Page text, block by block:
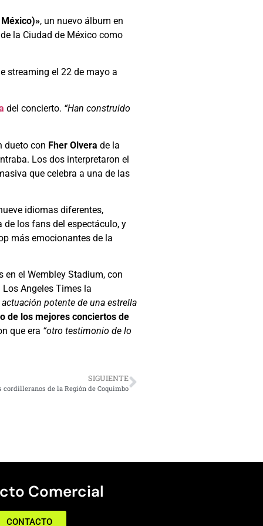
, un nuevo álbum en
la Ciudad de México como
streaming el 22 de mayo a
del concierto. “Han construido
dueto con Fher Olvera de la
Los dos interpretaron el
que celebra a una de las
idiomas diferentes,
los fans del espectáculo, y
más emocionantes de la
el Wembley Stadium, con
Angeles Times la
actuación potente de una estrella
de los mejores conciertos de
que era “otro testimonio de lo
SIGUIENTE
cordilleranos de la Región de Coquimbo
Comercial
CONTACTO